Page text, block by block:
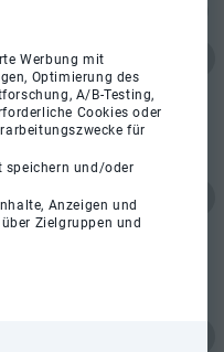
Werbung mit
Optimierung des
A/B-Testing,
Cookies oder
für
speichern und/oder
Anzeigen und
Zielgruppen und